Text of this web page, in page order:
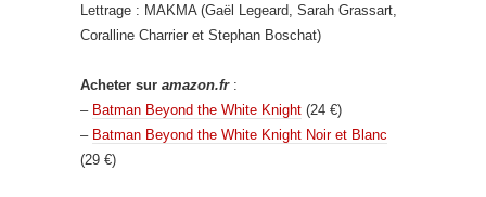
Lettrage : MAKMA (Gaël Legeard, Sarah Grassart,
Coralline Charrier et Stephan Boschat)
Acheter sur amazon.fr:
– Batman Beyond the White Knight (24 €)
– Batman Beyond the White Knight Noir et Blanc
(29 €)